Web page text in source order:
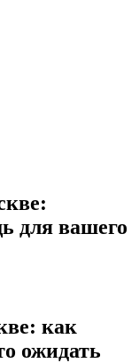
для вашего
как
ожидать